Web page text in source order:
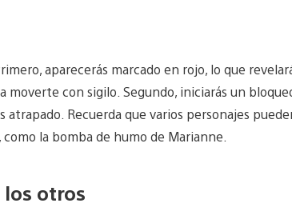
aparecerás marcado en rojo, lo que
con sigilo. Segundo, iniciarás un
Recuerda que varios personajes
la bomba de humo de Marianne.
los otros